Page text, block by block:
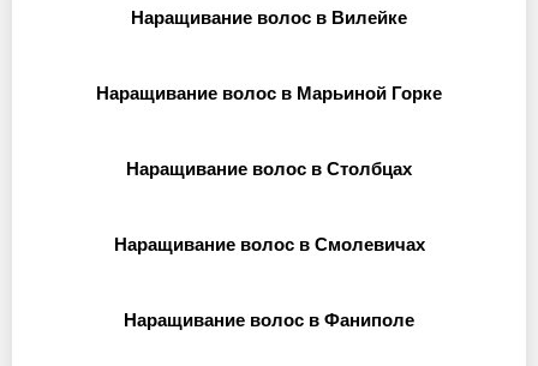
Наращивание волос в Вилейке
Наращивание волос в Марьиной Горке
Наращивание волос в Столбцах
Наращивание волос в Смолевичах
Наращивание волос в Фаниполе